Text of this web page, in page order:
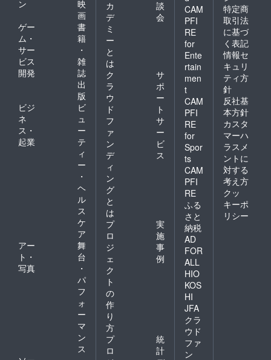
ン
映
画
ゲー
ム・
サー
ビス
開発
書
籍
・
雑
誌
出
版
ビジ
ネ
ス・
起業
ビ
ュ
ー
テ
ィ
ー
・
ヘ
ル
ス
ケ
ア
アー
ト・
写真
舞
台
・
パ
フ
ォ
ー
マ
ン
ス
カ
デ
ミ
ー
と
は
談
会
ク
ラ
ウ
ド
フ
ァ
ン
デ
ィ
ン
グ
と
は
サ
ポ
ー
ト
サ
ー
ビ
ス
プ
ロ
ジ
ェ
ク
ト
の
作
り
方
実
施
事
例
プ
ロ
統
計
CAM
PFI
RE
for
Ente
rtain
men
t
CAM
PFI
RE
for
Spor
ts
CAM
PFI
RE
ふる
さと
納税
AD
FOR
ALL
HIO
KOS
HI
JFA
クラ
ウド
ファ
ン
特定商
取引法
に基づ
く表記
情報セ
キュリ
ティ方
針
反社基
本方針
カスタ
マーハ
ラスメ
ントに
対する
考え方
クッ
キーポ
リシー